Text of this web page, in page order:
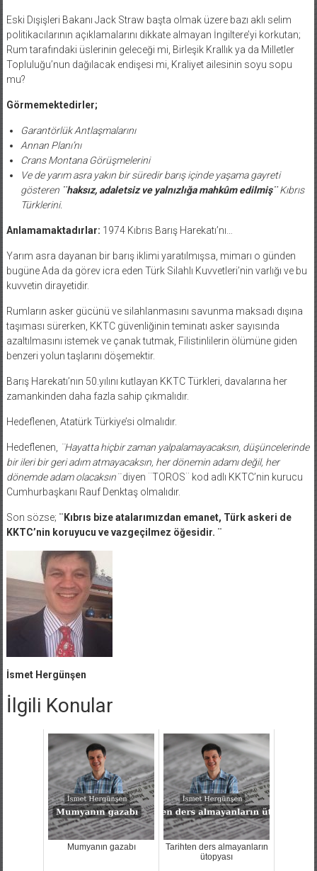
Eski Dışişleri Bakanı Jack Straw başta olmak üzere bazı aklı selim
politikacılarının açıklamalarını dikkate almayan İngiltere’yi korkutan;
Rum tarafındaki üslerinin geleceği mi, Birleşik Krallık ya da Milletler
Topluluğu’nun dağılacak endişesi mi, Kraliyet ailesinin soyu sopu
mu?
Görmemektedirler;
Garantörlük Antlaşmalarını
Annan Planı’nı
Crans Montana Görüşmelerini
Ve de yarım asra yakın bir süredir barış içinde yaşama gayreti
gösteren ¨haksız, adaletsiz ve yalnızlığa mahkûm edilmiş¨Kıbrıs
Türklerini.
Anlamamaktadırlar: 1974 Kıbrıs Barış Harekatı’nı…
Yarım asra dayanan bir barış iklimi yaratılmışsa, mimarı o günden
bugüne Ada da görev icra eden Türk Silahlı Kuvvetleri’nin varlığı ve bu
kuvvetin dirayetidir.
Rumların asker gücünü ve silahlanmasını savunma maksadı dışına
taşıması sürerken, KKTC güvenliğinin teminatı asker sayısında
azaltılmasını istemek ve çanak tutmak, Filistinlilerin ölümüne giden
benzeri yolun taşlarını döşemektir.
Barış Harekatı’nın 50.yılını kutlayan KKTC Türkleri, davalarına her
zamankinden daha fazla sahip çıkmalıdır.
Hedeflenen, Atatürk Türkiye’si olmalıdır.
Hedeflenen,
¨Hayatta hiçbir zaman yalpalamayacaksın, düşüncelerinde
bir ileri bir geri adım atmayacaksın, her dönemin adamı değil, her
dönemde adam olacaksın¨diyen ¨TOROS¨ kod adlı KKTC’nin kurucu
Cumhurbaşkanı Rauf Denktaş olmalıdır.
Son sözse; ¨Kıbrıs bize atalarımızdan emanet, Türk askeri de
KKTC’nin koruyucu ve vazgeçilmez öğesidir. ¨
İsmet Hergünşen
İlgili Konular
Mumyanın gazabı
Tarihten ders almayanların
ütopyası